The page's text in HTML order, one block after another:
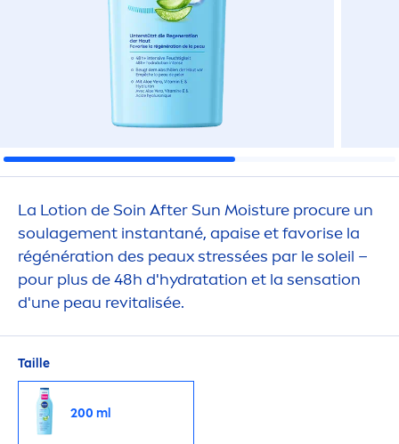
La Lotion de Soin AfterSun Moisture procure un
soulagement instantané, apaise et favorise la
régénération des peauxstressées par le soleil –
pour plus de 48h d'hydratation et la sensation
d'une peau revitalisée.
Taille
200 ml